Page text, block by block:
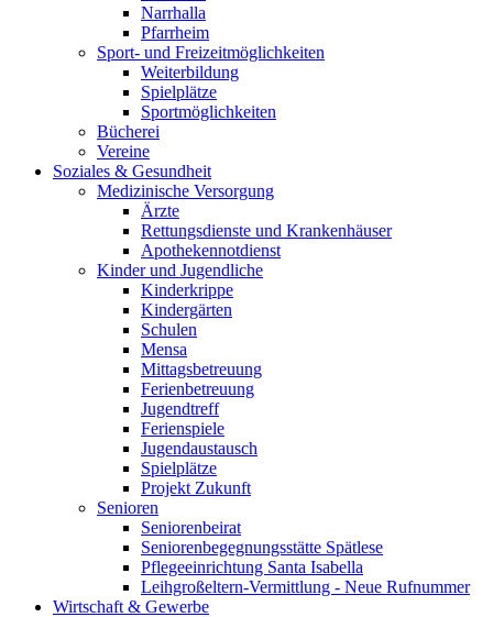
Narrhalla
Pfarrheim
Sport- und Freizeitmöglichkeiten
Weiterbildung
Spielplätze
Sportmöglichkeiten
Bücherei
Vereine
Soziales & Gesundheit
Medizinische Versorgung
Ärzte
Rettungsdienste und Krankenhäuser
Apothekennotdienst
Kinder und Jugendliche
Kinderkrippe
Kindergärten
Schulen
Mensa
Mittagsbetreuung
Ferienbetreuung
Jugendtreff
Ferienspiele
Jugendaustausch
Spielplätze
Projekt Zukunft
Senioren
Seniorenbeirat
Seniorenbegegnungsstätte Spätlese
Pflegeeinrichtung Santa Isabella
Leihgroßeltern-Vermittlung - Neue Rufnummer
Wirtschaft & Gewerbe